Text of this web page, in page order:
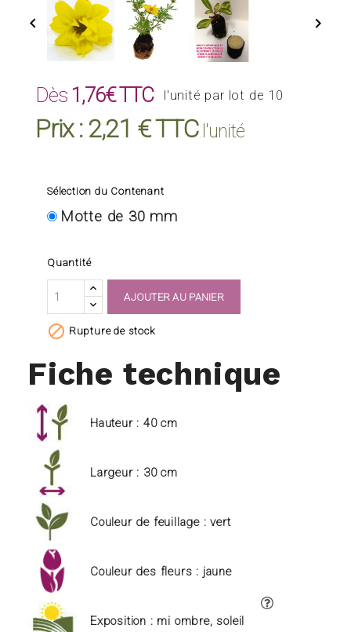
 
Dès 1,76€ TTC l'unité par lot de 10
Prix :2,21 € TTCl'unité
Sélection du Contenant
Motte de 30 mm
Quantité
AJOUTER AU PANIER
 Rupture de stock
Fiche technique
Hauteur : 40 cm
Largeur : 30 cm
Couleur de feuillage : vert
Couleur des fleurs : jaune
Exposition : mi ombre, soleil